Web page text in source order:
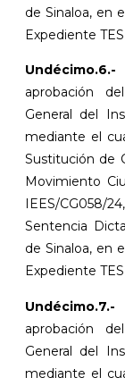
de Sinaloa, en
Expediente
Undécimo.6.-
aprobación
General del
mediante el
Sustitución de
Movimiento
IEES/
Sentencia
de Sinaloa, en
Expediente
Undécimo.7.-
aprobación
General del
mediante el